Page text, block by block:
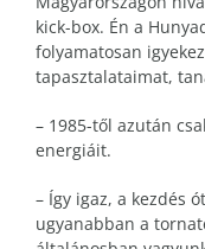
kick-box. Én a
folyamatosan
tapasztalataimat,
– 1985-től azután
energiáit.
– Így igaz, a kezdés
ugyanabban a